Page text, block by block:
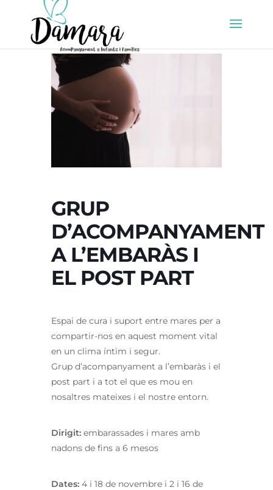
GRUP
D’ACOMPANYAMENT
A L’EMBARÀS I
EL POST PART
Espai de cura i suport entre mares per a
compartir-nos en aquest moment vital
en un clima íntim i segur.
Grup d’acompanyament a l’embaràs i el
post part i a tot el que es mou en
nosaltres mateixes i el nostre entorn.
Dirigit: embarassades i mares amb
nadons de fins a 6 mesos
Dates: 4 i 18 de novembre i 2 i 16 de